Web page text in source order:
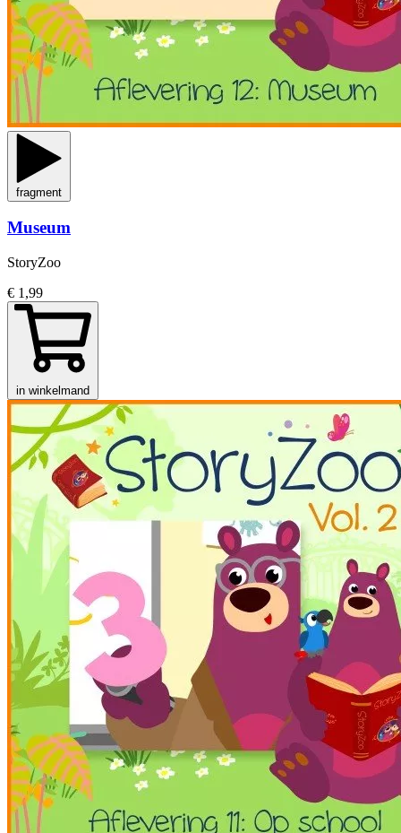
fragment
Museum
StoryZoo
€ 1,99
in winkelmand